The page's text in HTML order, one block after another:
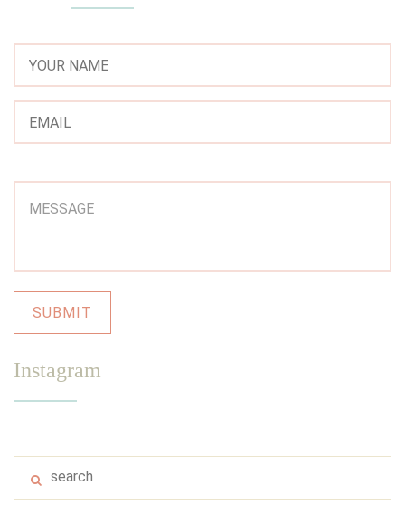
Instagram